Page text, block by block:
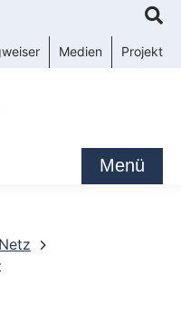
Medien Projekt
Menü